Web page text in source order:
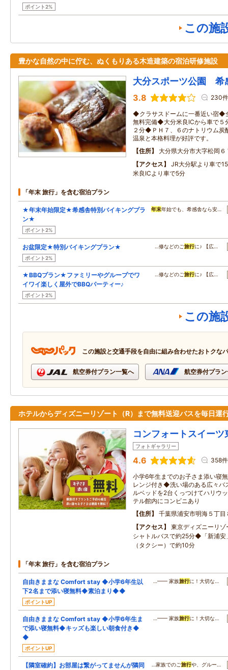
ポイント2%
この施
豊かな自然の中に佇む、ぬくもりある木造建築の宿泊研修施設
大分スポーツ公園 希
3.8 230件
◆クラサスドームに一番近い宿◆
無料完備◆大分米良ICから車で５
２分◆ＰＨ７、６のナトリウム炭
温泉と本格料理が好評です。
住所
大分県大分市大字松岡６
アクセス
JR大分駅より車で
米良ICより車で5分
「年末 旅行」を含む宿泊プラン
★年末年始限定★希感舎特別バイキングプラ
ン★
ポイント2%
年末年始でも、希感舎なら安…
お盆限定★特別バイキングプラン★
ポイント2%
…修などのご旅行に♪ 【広…
★BBQプラン★ファミリーやグループでワ
イワイ楽しく屋外でBBQパーティー♪
ポイント2%
…修などのご旅行に♪ 【広…
この施
この施設と交通手段を自由に組み合わせたおトクな
航空券付プラン一覧へ 航空券付プラ
ホテルからディズニーリゾート（R）まで無料送迎バスを毎日運
コンフォートスイーツ
フォトギャラリー
4.6 358件
小学6年生までのお子さま添い寝
レンジ付き◆洗い場のある広々
ルベッドを2台くっつけてハリウ
テル館内にコンビニあり
住所
千葉県浦安市明海５丁目
アクセス
東京ディズニーリ
シャトルバスで約25分◆「新浦安
（タクシー）で約10分
「年末 旅行」を含む宿泊プラン
自由きままな Comfort stay ◆小学6年生以
下2名まで添い寝無料◆素泊まり◆◆
ポイントUP
…━━ 家族旅行に！大切な…
自由きままな Comfort stay ◆小学6年生ま
で添い寝無料◆キッズも楽しい朝食付き◆
◆
ポイントUP
…━━ 家族旅行に！大切な…
【隣室確約】お部屋は繋がってませんが隣同
…家族でのご旅行や、グルー…